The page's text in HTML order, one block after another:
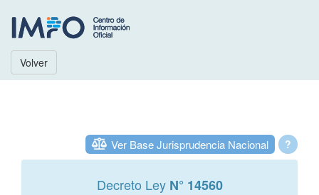
Volver
?
Ver Base Jurisprudencia Nacional
Decreto Ley N° 14560